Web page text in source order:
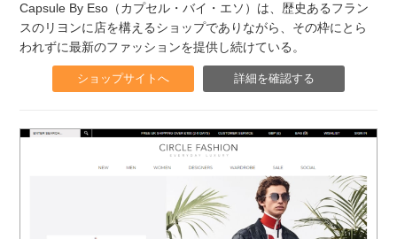
Capsule By Eso（カプセル・バイ・エソ）は、歴史あるフラン
スのリヨンに店を構えるショップでありながら、その枠にとら
われずに最新のファッションを提供し続けている。
ショップサイトへ 詳細を確認する